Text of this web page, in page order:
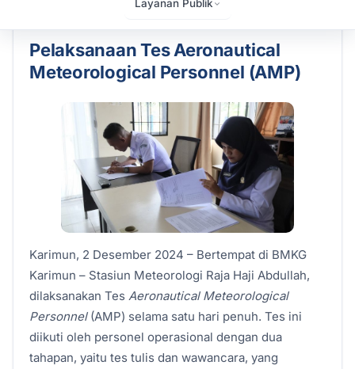
Layanan Publik
Pelaksanaan Tes Aeronautical
Meteorological Personnel (AMP)
Karimun, 2 Desember 2024 – Bertempat di BMKG
Karimun – Stasiun Meteorologi Raja Haji Abdullah,
dilaksanakan Tes Aeronautical Meteorological
Personnel(AMP) selama satu hari penuh. Tes ini
diikuti oleh personel operasional dengan dua
tahapan, yaitu tes tulis dan wawancara, yang